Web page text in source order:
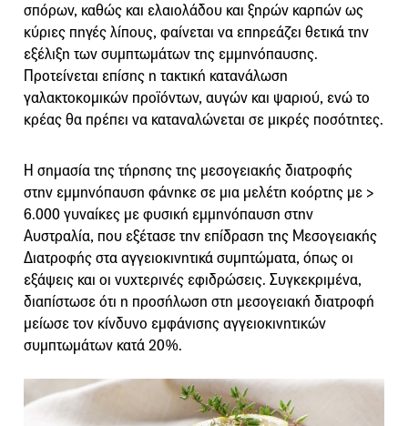
σπόρων, καθώς και ελαιολάδου και ξηρών καρπών ως
κύριες πηγές λίπους, φαίνεται να επηρεάζει θετικά την
εξέλιξη των συμπτωμάτων της εμμηνόπαυσης.
Προτείνεται επίσης η τακτική κατανάλωση
γαλακτοκομικών προϊόντων, αυγών και ψαριού, ενώ το
κρέας θα πρέπει να καταναλώνεται σε μικρές ποσότητες.
Η σημασία της τήρησης της μεσογειακής διατροφής
στην εμμηνόπαυση φάνηκε σε μια μελέτη κοόρτης με >
6.000 γυναίκες με φυσική εμμηνόπαυση στην
Αυστραλία, που εξέτασε την επίδραση της Μεσογειακής
Διατροφής στα αγγειοκινητικά συμπτώματα, όπως οι
εξάψεις και οι νυχτερινές εφιδρώσεις. Συγκεκριμένα,
διαπίστωσε ότι η προσήλωση στη μεσογειακή διατροφή
μείωσε τον κίνδυνο εμφάνισης αγγειοκινητικών
συμπτωμάτων κατά 20%.